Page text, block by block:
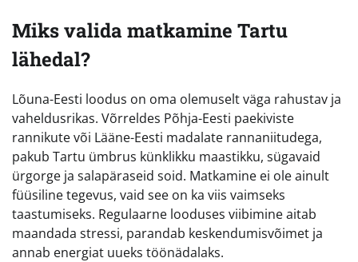
Miks valida matkamine Tartu
lähedal?
Lõuna-Eesti loodus on oma olemuselt väga rahustav ja
vaheldusrikas. Võrreldes Põhja-Eesti paekiviste
rannikute või Lääne-Eesti madalate rannaniitudega,
pakub Tartu ümbrus künklikku maastikku, sügavaid
ürgorge ja salapäraseid soid. Matkamine ei ole ainult
füüsiline tegevus, vaid see on ka viis vaimseks
taastumiseks. Regulaarne looduses viibimine aitab
maandada stressi, parandab keskendumisvõimet ja
annab energiat uueks töönädalaks.